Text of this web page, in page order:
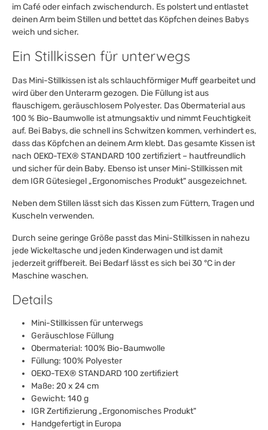
im Café oder einfach zwischendurch. Es polstert und entlastet
deinen Arm beim Stillen und bettet das Köpfchen deines Babys
weich und sicher.
Ein Stillkissen für unterwegs
Das Mini-Stillkissen ist als schlauchförmiger Muff gearbeitet und
wird über den Unterarm gezogen. Die Füllung ist aus
flauschigem, geräuschlosem Polyester. Das Obermaterial aus
100 % Bio-Baumwolle ist atmungsaktiv und nimmt Feuchtigkeit
auf. Bei Babys, die schnell ins Schwitzen kommen, verhindert es,
dass das Köpfchen an deinem Arm klebt. Das gesamte Kissen ist
nach OEKO-TEX® STANDARD 100 zertifiziert – hautfreundlich
und sicher für dein Baby. Ebenso ist unser Mini-Stillkissen mit
dem IGR Gütesiegel „Ergonomisches Produkt" ausgezeichnet.
Neben dem Stillen lässt sich das Kissen zum Füttern, Tragen und
Kuscheln verwenden.
Durch seine geringe Größe passt das Mini-Stillkissen in nahezu
jede Wickeltasche und jeden Kinderwagen und ist damit
jederzeit griffbereit. Bei Bedarf lässt es sich bei 30 °C in der
Maschine waschen.
Details
Mini-Stillkissen für unterwegs
Geräuschlose Füllung
Obermaterial: 100% Bio-Baumwolle
Füllung: 100% Polyester
OEKO-TEX® STANDARD 100 zertifiziert
Maße: 20 x 24 cm
Gewicht: 140 g
IGR Zertifizierung „Ergonomisches Produkt"
Handgefertigt in Europa